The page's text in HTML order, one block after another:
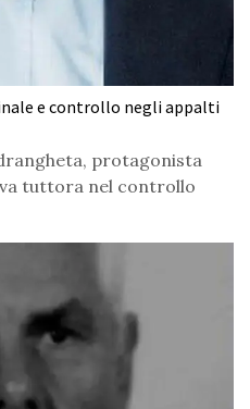
e controllo negli appalti
protagonista
tuttora nel controllo